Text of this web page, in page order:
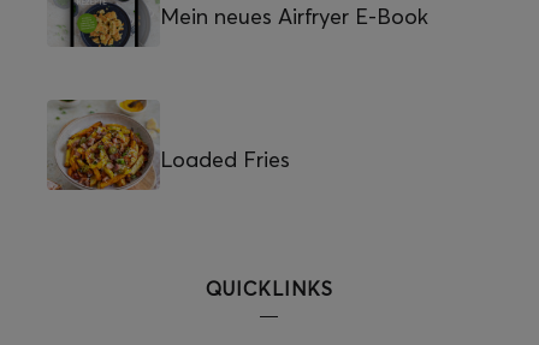
Mein neues Airfryer E-Book
Loaded Fries
QUICKLINKS